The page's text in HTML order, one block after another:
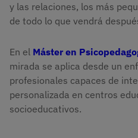
y las relaciones, los más
de todo lo que vendrá
En el Máster en
mirada se aplica desde un
profesionales capaces de
personalizada en centros
socioeducativos.